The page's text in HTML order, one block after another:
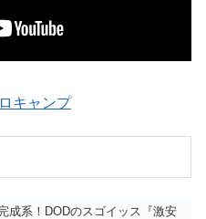
キャンプ
成系！DODのスゴイッス『激安